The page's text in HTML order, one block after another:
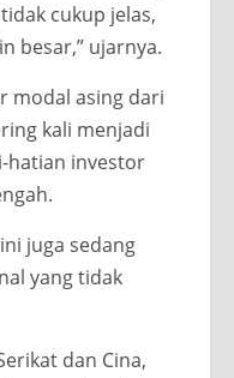
cukup jelas,
besar,” ujarnya.
modal asing dari
kali menjadi
hatian investor
juga sedang
yang tidak
dan Cina,